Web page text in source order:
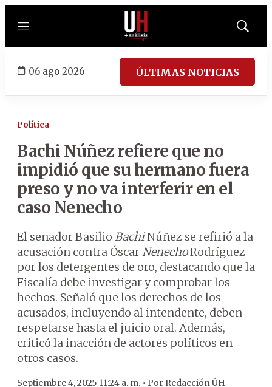
Menú
Mostrar
06 ago 2026 ÚLTIMAS NOTICIAS
Política
Bachi Núñez refiere que no
impidió que su hermano fuera
preso y no va interferir en el
caso Nenecho
El senador Basilio BachiNúñez se refirió a la
acusación contra ÓscarNenechoRodríguez
por los detergentes de oro, destacando que la
Fiscalía debe investigar y comprobar los
hechos. Señaló que los derechos de los
acusados, incluyendo al intendente, deben
respetarse hasta el juicio oral. Además,
criticó la inacción de actores políticos en
otros casos.
Septiembre 4, 2025 11:24 a. m. • Por Redacción ÚH